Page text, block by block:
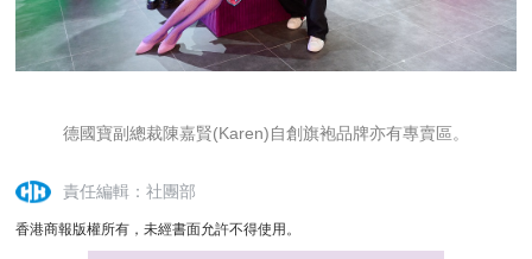
德國寶副總裁陳嘉賢(Karen)自創旗袍品牌亦有專賣區。
責任編輯：社團部
香港商報版權所有，未經書面允許不得使用。